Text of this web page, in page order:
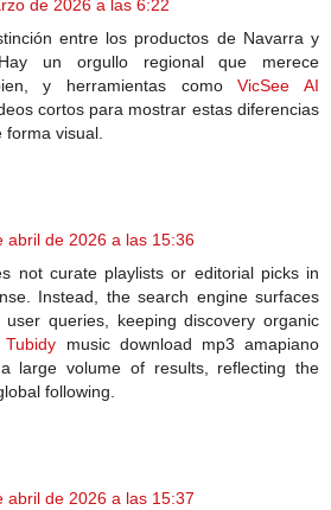
de 2026 a las 6:22
entre los productos de Navarra y
un orgullo regional que merece
y herramientas comoVicSee AI
cortos para mostrar estas diferencias
visual.
abril de 2026 a las 15:36
not curate playlists or editorial picks in
Instead, the search engine surfaces
queries, keeping discovery organic
Tubidy music download mp3 amapiano
large volume of results, reflecting the
following.
abril de 2026 a las 15:37